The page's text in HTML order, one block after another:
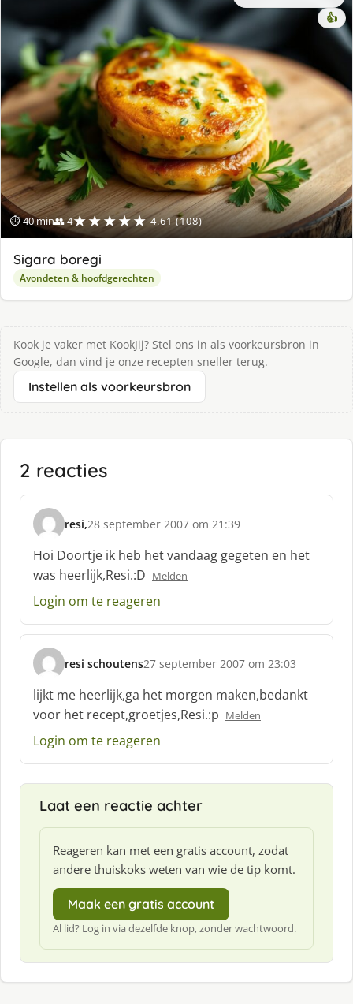
⏱ 40 min👥 4★★★★★ 4.61 (108)
👍
Sigara boregi
Avondeten & hoofdgerechten
Kook je vaker met KookJij? Stel ons in als voorkeursbron in
Google, dan vind je onze recepten sneller terug.
Instellen als voorkeursbron
2 reacties
resi,
s
c
h
r
e
f
28 september 2007 om 21:39
Hoi Doortje ik heb het vandaag gegeten en het
was heerlijk,Resi.:D Melden
Login om te reageren
resi schoutens
s
c
h
r
e
:
27 september 2007 om 23:03
lijkt me heerlijk,ga het morgen maken,bedankt
voor het recept,groetjes,Resi.:p Melden
Login om te reageren
Laat een reactie achter
Reageren kan met een gratis account, zodat
andere thuiskoks weten van wie de tip komt.
Maak een gratis account
Al lid? Log in via dezelfde knop, zonder wachtwoord.